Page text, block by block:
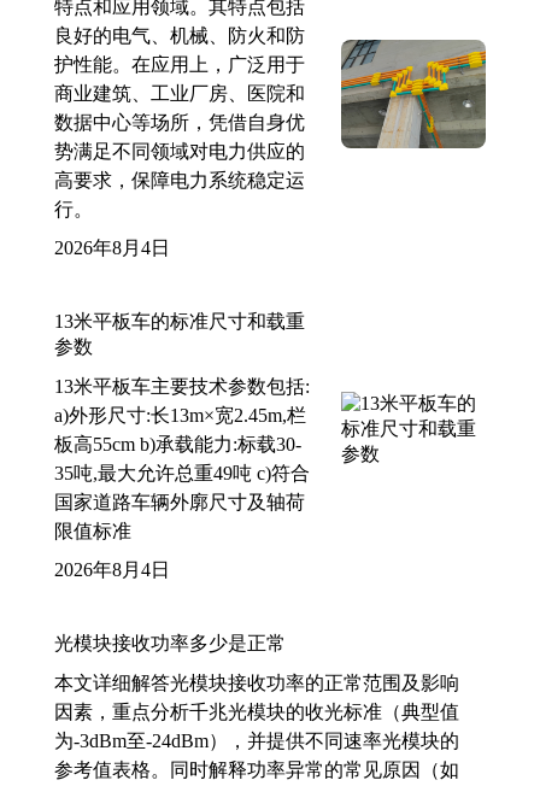
特点和应用领域。其特点包括
良好的电气、机械、防火和防
护性能。在应用上，广泛用于
商业建筑、工业厂房、医院和
数据中心等场所，凭借自身优
势满足不同领域对电力供应的
高要求，保障电力系统稳定运
行。
2026年8月4日
13米平板车的标准尺寸和载重
参数
13米平板车主要技术参数包括:
a)外形尺寸:长13m×宽2.45m,栏
板高55cm b)承载能力:标载30-
35吨,最大允许总重49吨 c)符合
国家道路车辆外廓尺寸及轴荷
限值标准
2026年8月4日
光模块接收功率多少是正常
本文详细解答光模块接收功率的正常范围及影响
因素，重点分析千兆光模块的收光标准（典型值
为-3dBm至-24dBm），并提供不同速率光模块的
参考值表格。同时解释功率异常的常见原因（如